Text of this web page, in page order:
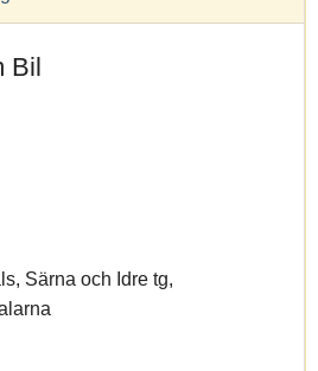
Bil
Särna och Idre tg,